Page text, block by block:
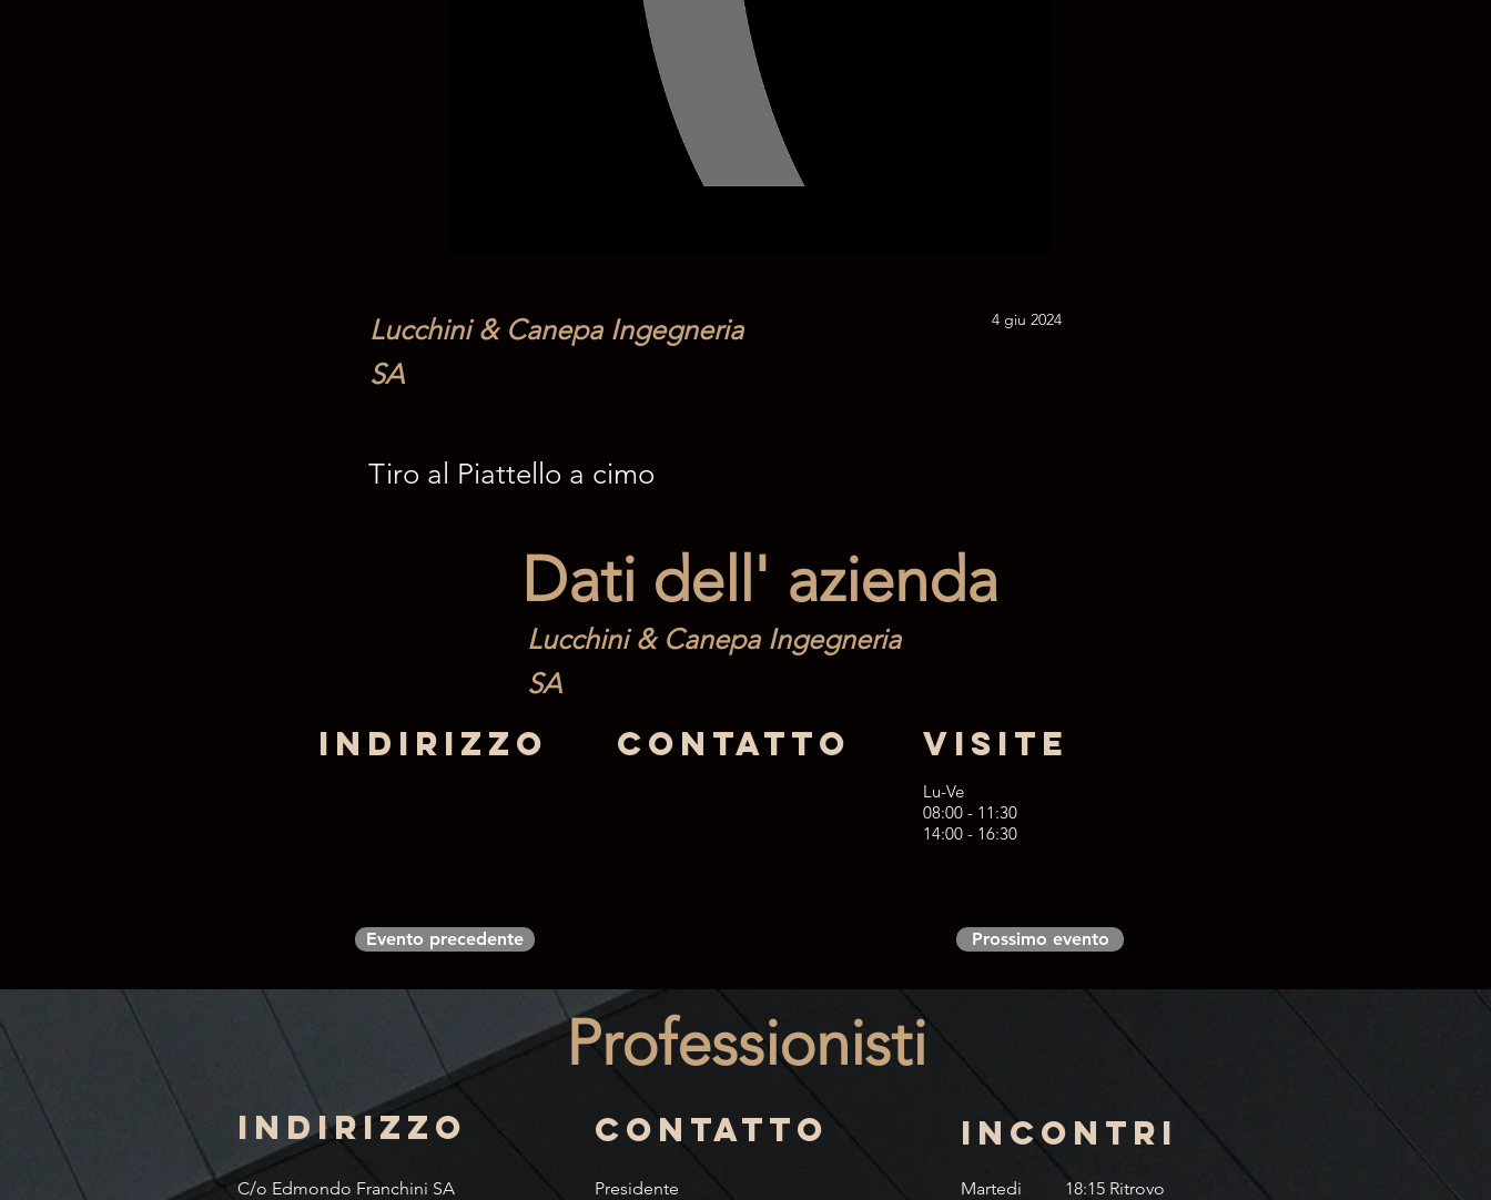
Lucchini & Canepa Ingegneria
SA
4 giu 2024
Tiro al Piattello a cimo
Dati dell' azienda
Lucchini & Canepa Ingegneria
SA
Indirizzo Contatto VISITE
Lu-Ve
08:00 - 11:30
14:00 - 16:30
Evento precedente Prossimo evento
Professionisti
Indirizzo
C/o Edmondo Franchini SA
Contatto
Presidente
Incontri
Martedi 18:15 Ritrovo